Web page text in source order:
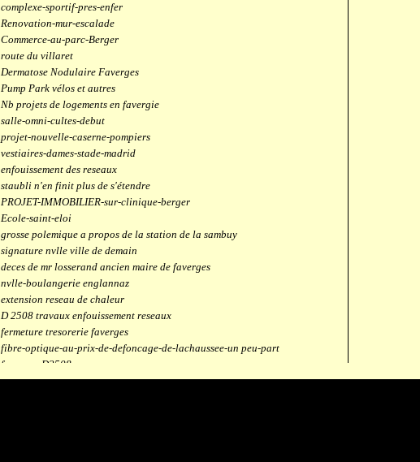
complexe-sportif-pres-enfer
Renovation-mur-escalade
Commerce-au-parc-Berger
route du villaret
Dermatose Nodulaire Faverges
Pump Park vélos et autres
Nb projets de logements en favergie
salle-omni-cultes-debut
projet-nouvelle-caserne-pompiers
vestiaires-dames-stade-madrid
enfouissement des reseaux
staubli n'en finit plus de s'étendre
PROJET-IMMOBILIER-sur-clinique-berger
Ecole-saint-eloi
grosse polemique a propos de la station de la sambuy
signature nvlle ville de demain
deces de mr losserand ancien maire de faverges
nvlle-boulangerie englannaz
extension reseau de chaleur
D 2508 travaux enfouissement reseaux
fermeture tresorerie faverges
fibre-optique-au-prix-de-defoncage-de-lachaussee-un peu-part
faverges-D2508
staubli